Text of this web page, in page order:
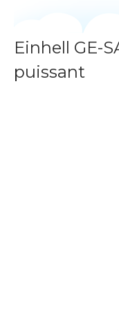
Einhell GE-
puissant